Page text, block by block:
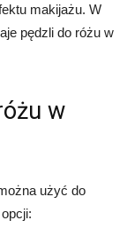
makijażu. W
pędzli do różu w
w
użyć do